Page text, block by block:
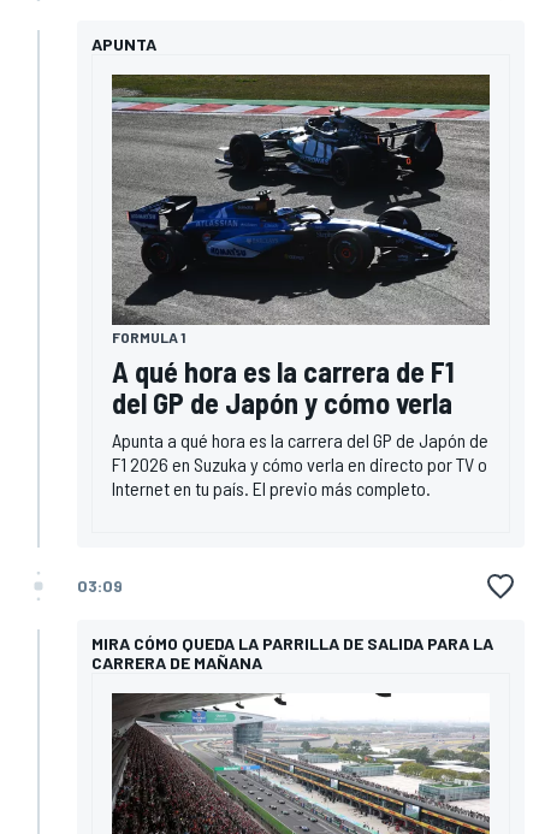
APUNTA
FORMULA 1
A qué hora es la carrera de F1
del GP de Japón y cómo verla
Apunta a qué hora es la carrera del GP de Japón de
F1 2026 en Suzuka y cómo verla en directo por TV o
Internet en tu país. El previo más completo.
03:09
MIRA CÓMO QUEDA LA PARRILLA DE SALIDA PARA LA
CARRERA DE MAÑANA